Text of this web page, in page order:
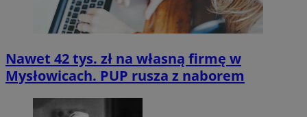
Nawet 42 tys. zł na własną firmę w
Mysłowicach. PUP rusza z naborem